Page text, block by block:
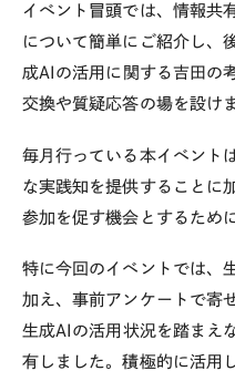
イベント冒頭では、情報共
について簡単にご紹介し、
成AIの活用に関する吉田の
交換や質疑応答の場を設け
毎月行っている本イベント
な実践知を提供することに
参加を促す機会とするため
特に今回のイベントでは、
加え、事前アンケートで寄
生成AIの活用状況を踏まえ
有しました。積極的に活用